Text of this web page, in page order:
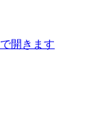
開きます